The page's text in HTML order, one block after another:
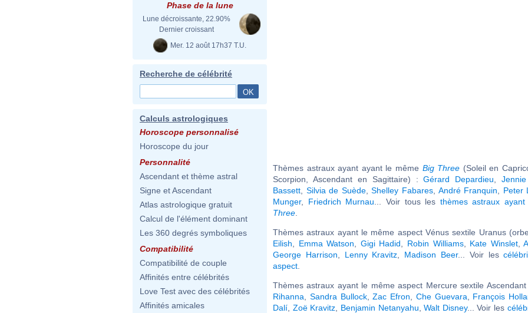
Phase de la lune
Lune décroissante, 22.90%
Dernier croissant
Mer. 12 août 17h37 T.U.
Recherche de célébrité
Calculs astrologiques
Horoscope personnalisé
Horoscope du jour
Personnalité
Ascendant et thème astral
Signe et Ascendant
Atlas astrologique gratuit
Calcul de l'élément dominant
Les 360 degrés symboliques
Compatibilité
Compatibilité de couple
Affinités entre célébrités
Love Test avec des célébrités
Affinités amicales
Thèmes astraux ayant ayant le même Big Three (Soleil en
Scorpion, Ascendant en Sagittaire) :Gérard Depardieu ,
Bassett
Silvia de Suède,Shelley Fabares André Franquin Peter
Munger, Friedrich Murnau ... Voir tous les thèmes astraux
Three
Thèmes astraux ayant le même aspect Vénus sextile Uranus
Eilish
Emma Watson Gigi Hadid Robin Williams, Kate Winslet,
George Harrison
Lenny Kravitz Madison Beer... Voir les
aspect
Thèmes astraux ayant le même aspect Mercure sextile
Rihanna
Sandra Bullock,Zac Efron Che Guevara François
Dalí Zoë Kravitz Benjamin Netanyahu ,Walt Disney... Voir les